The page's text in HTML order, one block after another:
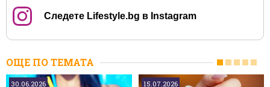
Следете Lifestyle.bg в Instagram
ОЩЕ ПО ТЕМАТА
30.06.2026 15.07.2026